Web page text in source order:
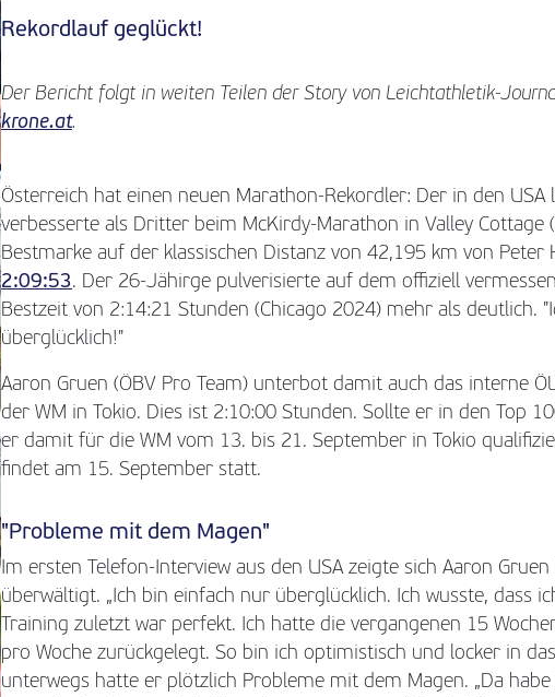
Rekordlauf geglückt!
Der Bericht folgt in weiten Teilen der Story von Leichtathletik-
krone.at.
Österreich hat einen neuen Marathon-Rekordler: Der in den USA
verbesserte als Dritter beim McKirdy-Marathon in Valley Cottage
Bestmarke auf der klassischen Distanz von 42,195 km von
2:09:53. Der 26-Jähirge pulverisierte auf dem offiziell
Bestzeit von 2:14:21 Stunden (Chicago 2024) mehr als deutlich.
überglücklich!"
Aaron Gruen (ÖBV Pro Team) unterbot damit auch das interne
der WM in Tokio. Dies ist 2:10:00 Stunden. Sollte er in den Top
er damit für die WM vom 13. bis 21. September in Tokio
findet am 15. September statt.
"Probleme mit dem Magen"
Im ersten Telefon-Interview aus den USA zeigte sich Aaron
überwältigt. „Ich bin einfach nur überglücklich. Ich wusste, dass
Training zuletzt war perfekt. Ich hatte die vergangenen 15
pro Woche zurückgelegt. So bin ich optimistisch und locker in
unterwegs hatte er plötzlich Probleme mit dem Magen. „Da